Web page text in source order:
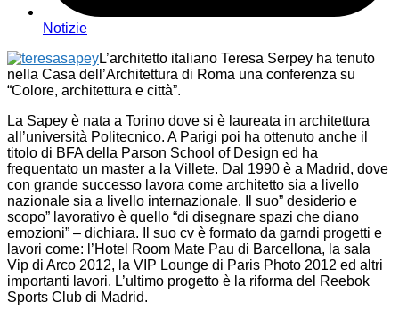
Notizie
L’architetto italiano Teresa Serpey ha tenuto
nella Casa dell’Architettura di Roma una conferenza su
“Colore, architettura e città”.
La Sapey è nata a Torino dove si è laureata in architettura
all’università Politecnico. A Parigi poi ha ottenuto anche il
titolo di BFA della Parson School of Design ed ha
frequentato un master a la Villete. Dal 1990 è a Madrid, dove
con grande successo lavora come architetto sia a livello
nazionale sia a livello internazionale. Il suo” desiderio e
scopo” lavorativo è quello “di disegnare spazi che diano
emozioni” – dichiara. Il suo cv è formato da garndi progetti e
lavori come: l’Hotel Room Mate Pau di Barcellona, la sala
Vip di Arco 2012, la VIP Lounge di Paris Photo 2012 ed altri
importanti lavori. L’ultimo progetto è la riforma del Reebok
Sports Club di Madrid.